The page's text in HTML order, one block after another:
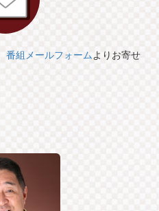
番組メールフォームよりお寄せ